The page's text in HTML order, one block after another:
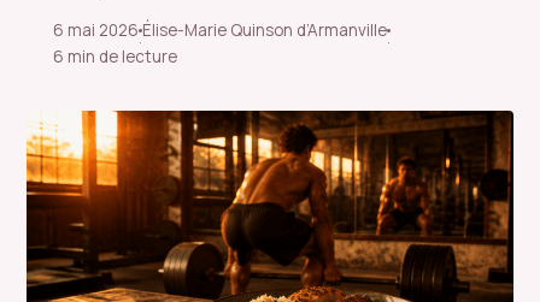
6 mai 2026
·
Élise-Marie Quinson d’Armanville
·
6 min de lecture